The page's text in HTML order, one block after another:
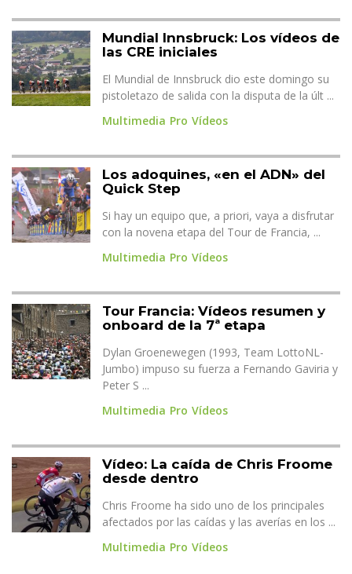
Mundial Innsbruck: Los vídeos de
las CRE iniciales
El Mundial de Innsbruck dio este domingo su
pistoletazo de salida con la disputa de la últ ...
Multimedia Pro Vídeos
Los adoquines, «en el ADN» del
Quick Step
Si hay un equipo que, a priori, vaya a disfrutar
con la novena etapa del Tour de Francia, ...
Multimedia Pro Vídeos
Tour Francia: Vídeos resumen y
onboard de la 7ª etapa
Dylan Groenewegen (1993, Team LottoNL-
Jumbo) impuso su fuerza a Fernando Gaviria y
Peter S ...
Multimedia Pro Vídeos
Vídeo: La caída de Chris Froome
desde dentro
Chris Froome ha sido uno de los principales
afectados por las caídas y las averías en los ...
Multimedia Pro Vídeos